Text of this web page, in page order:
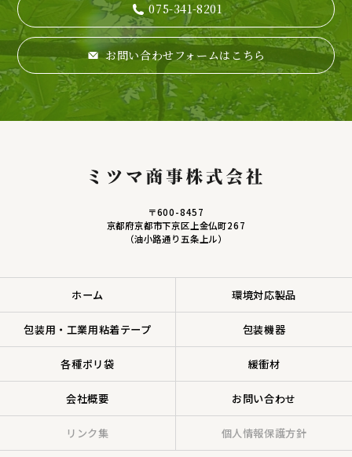
075-341-8201
お問い合わせフォームはこちら
〒600-8457
京都府京都市下京区上金仏町267
（油小路通り五条上ル）
ホーム 環境対応製品
包装用・工業用粘着テープ 包装機器
各種ポリ袋 緩衝材
会社概要 お問い合わせ
リンク集 個人情報保護方針